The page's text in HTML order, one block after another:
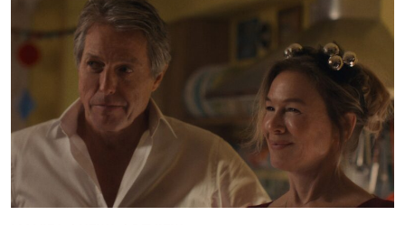
レ
ビ
ュ
ー：
ロ
ー
ト・
デ・
ニ
ー
他、